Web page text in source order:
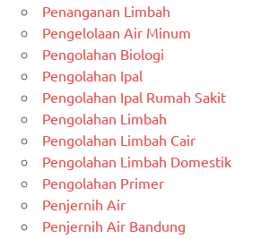
Penanganan Limbah
Pengelolaan Air Minum
Pengolahan Biologi
Pengolahan Ipal
Pengolahan Ipal Rumah Sakit
Pengolahan Limbah
Pengolahan Limbah Cair
Pengolahan Limbah Domestik
Pengolahan Primer
Penjernih Air
Penjernih Air Bandung